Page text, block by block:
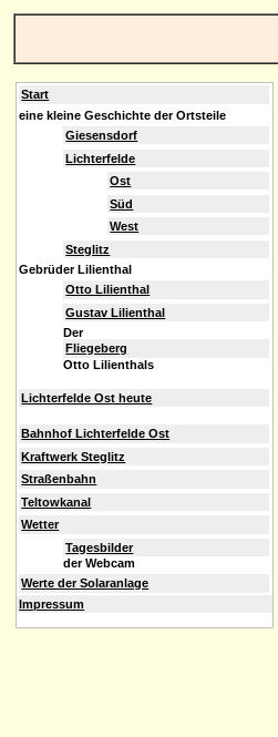
Start
eine kleine Geschichte der Ortsteile
Giesensdorf
Lichterfelde
Ost
Süd
West
Steglitz
Gebrüder Lilienthal
Otto Lilienthal
Gustav Lilienthal
Der
Fliegeberg
Otto Lilienthals
Lichterfelde Ost heute
Bahnhof Lichterfelde Ost
Kraftwerk Steglitz
Straßenbahn
Teltowkanal
Wetter
Tagesbilder
der Webcam
Werte der Solaranlage
Impressum